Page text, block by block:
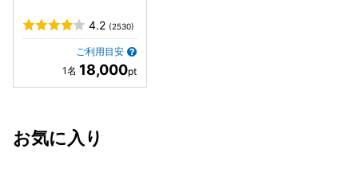
4.2 (2530)
ご利用目安
18,000
お気に入り